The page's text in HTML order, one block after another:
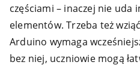
częściami – inaczej nie uda
elementów. Trzeba też
Arduino wymaga
bez niej, uczniowie mogą